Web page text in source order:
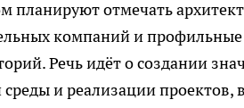
отмечать
компаний и
Речь идёт о создании
и реализации